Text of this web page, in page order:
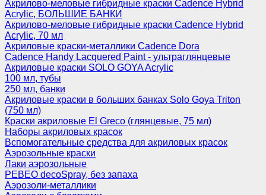
Акрилово-меловые гибридные краски Cadence Hybrid
Acrylic, БОЛЬШИЕ БАНКИ
Акрилово-меловые гибридные краски Cadence Hybrid
Acrylic, 70 мл
Акриловые краски-металлики Cadence Dora
Cadence Handy Lacquered Paint - ультраглянцевые
Акриловые краски SOLO GOYA Acrylic
100 мл, тубы
250 мл, банки
Акриловые краски в больших банках Solo Goya Triton
(750 мл)
Краски акриловые El Greco (глянцевые, 75 мл)
Наборы акриловых красок
Вспомогательные средства для акриловых красок
Аэрозольные краски
Лаки аэрозольные
PEBEO decoSpray, без запаха
Аэрозоли-металлики